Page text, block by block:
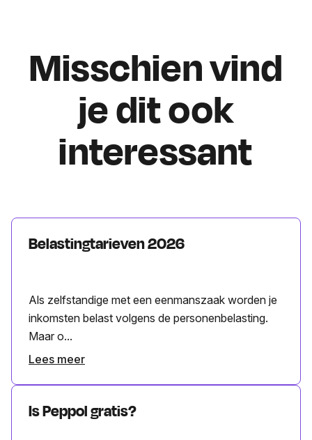
Misschien vind
je dit ook
interessant
Belastingtarieven 2026
Als zelfstandige met een eenmanszaak worden je
inkomsten belast volgens de personenbelasting.
Maar o...
Lees meer
Is Peppol gratis?